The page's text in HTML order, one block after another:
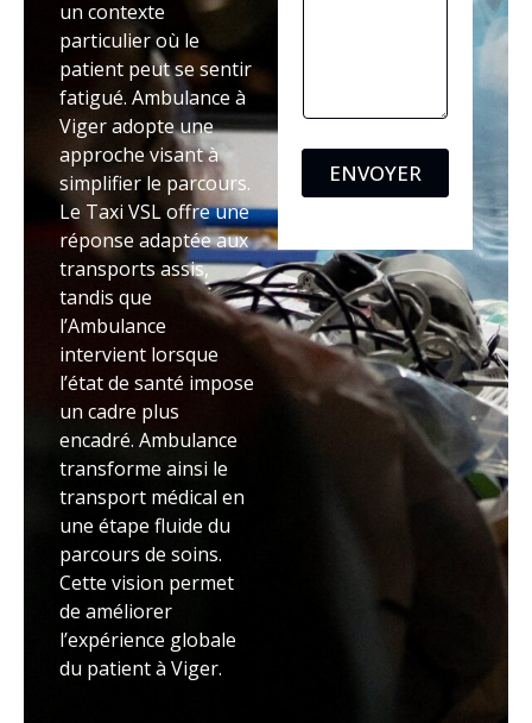
un contexte
particulier où le
patient peut se sentir
fatigué. Ambulance à
Viger adopte une
approche visant à
simplifier le parcours.
Le Taxi VSL offre une
réponse adaptée aux
transports assis,
tandis que
l’Ambulance
intervient lorsque
l’état de santé impose
un cadre plus
encadré. Ambulance
transforme ainsi le
transport médical en
une étape fluide du
parcours de soins.
Cette vision permet
de améliorer
l’expérience globale
du patient à Viger.
ENVOYER